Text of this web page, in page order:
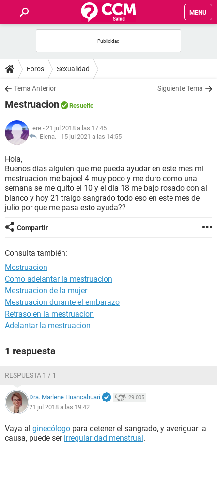
MENU
FOROS
SALUD
NUTRICIÓN
BIENESTAR
SEXUALIDAD
GLOSARIO
Foros Sexualidad
Tema Anterior Siguiente Tema
Mestruacion Resuelto
Tere - 21 jul 2018 a las 17:45
Elena. - 15 jul 2021 a las 14:55
Hola,
Buenos dias alguien que me pueda ayudar en este mes mi
mestruacion me bajoel 4 muy poco y me duro como una
semana se me quito el 10 y el dia 18 me bajo rosado con al
blanco y hoy 21 traigo sangrado todo eso en este mes de
julio por que me pasa esto ayuda??
Compartir
Consulta también:
Mestruacion
Como adelantar la mestruacion
Mestruacion de la mujer
Mestruacion durante el embarazo
Retraso en la mestruacion
Adelantar la mestruacion
1 respuesta
RESPUESTA 1 / 1
Dra. Marlene Huancahuari 29.005
21 jul 2018 a las 19:42
Vaya al ginecólogo para detener el sangrado, y averiguar la
causa, puede ser irregularidad menstrual.